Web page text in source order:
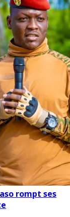
rompt ses